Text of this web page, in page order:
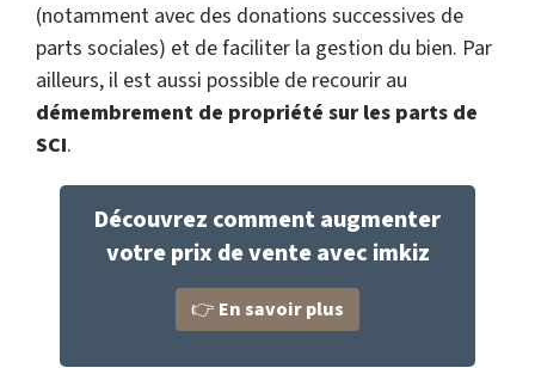
(notamment avec des donations successives de
parts sociales) et de faciliter la gestion du bien. Par
ailleurs, il est aussi possible de recourir au
démembrement de propriété sur les parts de
SCI.
Découvrez comment augmenter
votre prix de vente avec imkiz
👉 En savoir plus